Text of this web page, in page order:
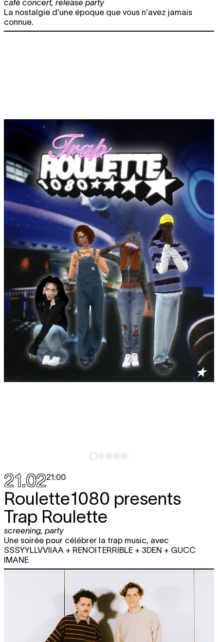
café concert, release party
La nostalgie d'une époque que vous n'avez jamais
connue.
21.0221:00
Roulette1080 presents
Trap Roulette
screening, party
Une soirée pour célébrer la trap music, avec
SSSYYLLVVIIAA + RENOITERRIBLE + 3DEN + GUCC
IMANE